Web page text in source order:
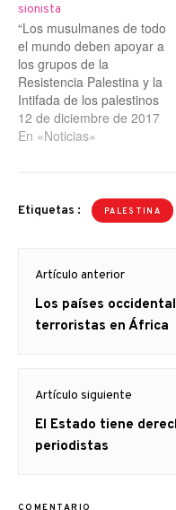
sionista
“Los musulmanes de todo
el mundo deben apoyar a
los grupos de la
Resistencia Palestina y la
Intifada de los palestinos
para neutralizar los planes
de Donald Trump y el
Movimiento de la Yihad
Islámica Palestina, el brazo
12 de diciembre de 2017
En «Noticias»
Etiquetas : PALESTINA
de
entradas
Artículo anterior
Artículo
anterior
Los países
terroristas en África
Artículo siguiente
Artículo
siguiente:
El Estado tiene
periodistas
COMENTARIO